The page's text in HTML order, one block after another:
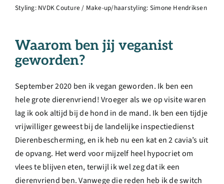
Styling: NVDK Couture / Make-up/haarstyling: Simone Hendriksen
Waarom ben jij veganist
geworden?
September 2020 ben ik vegan geworden. Ik ben een
hele grote dierenvriend! Vroeger als we op visite waren
lag ik ook altijd bij de hond in de mand. Ik ben een tijdje
vrijwilliger geweest bij de landelijke inspectiedienst
Dierenbescherming, en ik heb nu een kat en 2 cavia’s uit
de opvang. Het werd voor mijzelf heel hypocriet om
vlees te blijven eten, terwijl ik wel zeg dat ik een
dierenvriend ben. Vanwege die reden heb ik de switch